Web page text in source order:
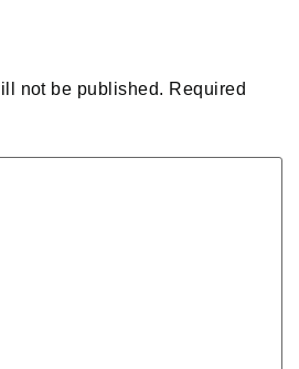
not be published. Required